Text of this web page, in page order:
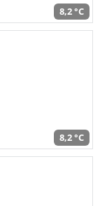
8,2 °C
8,2 °C